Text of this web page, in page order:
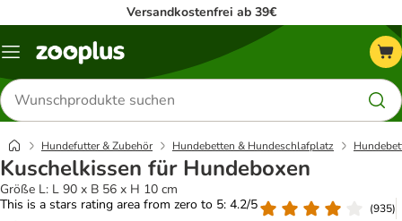
Versandkostenfrei ab 39€
Menü
Produkte
suchen
Hundefutter & Zubehör Hundebetten & Hundeschlafplatz
Kuschelkissen für Hundeboxen
Größe L: L 90 x B 56 x H 10 cm
This is a stars rating area from zero to 5: 4.2/5
(935)